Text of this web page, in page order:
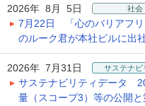
2026年 8月 5日
社会
7月22日 「心のバリアフリ
のルーク君が本社ビルに出
2026年 7月31日 サステナビ
サステナビリティデータ
量（スコープ3）等の公開